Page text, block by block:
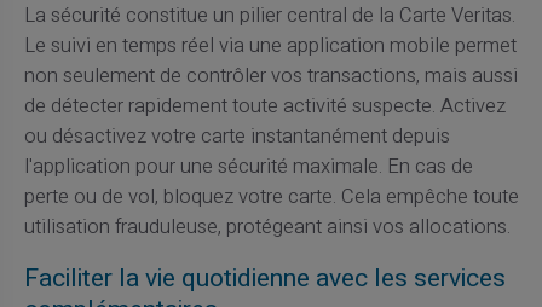
La sécurité constitue un pilier central de la Carte Veritas.
Le suivi en temps réel via une application mobile permet
non seulement de contrôler vos transactions, mais aussi
de détecter rapidement toute activité suspecte. Activez
ou désactivez votre carte instantanément depuis
l'application pour une sécurité maximale. En cas de
perte ou de vol, bloquez votre carte. Cela empêche toute
utilisation frauduleuse, protégeant ainsi vos allocations.
Faciliter la vie quotidienne avec les services